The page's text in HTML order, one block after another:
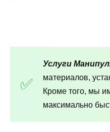
Услуги
материалов,
Кроме того, мы
максимально